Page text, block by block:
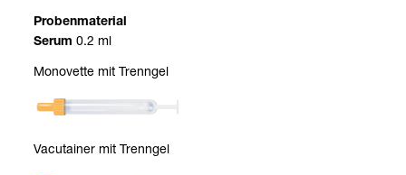
Pro­ben­ma­te­rial
Serum 0.2 ml
Mono­vette mit Trenn­gel
Vacu­tai­ner mit Trenn­gel